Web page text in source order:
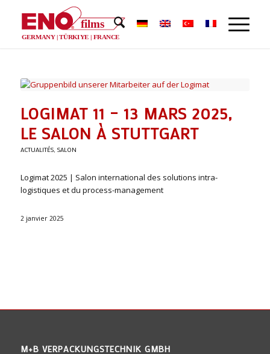
films
®
GERMANY | TÜRKIYE | FRANCE
LOGIMAT 11 – 13 MARS 2025,
LE SALON À STUTTGART
ACTUALITÉS, SALON
Logimat 2025 | Salon international des solutions intra-
logistiques et du process-management
2 janvier 2025
M+B VERPACKUNGSTECHNIK GMBH